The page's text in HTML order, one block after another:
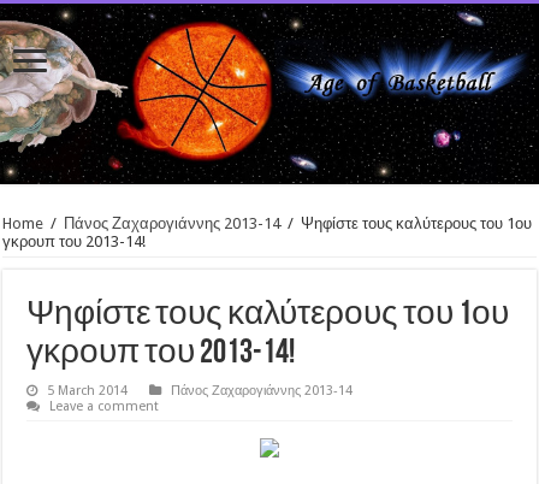
Home / Πάνος Ζαχαρογιάννης 2013-14 / Ψηφίστε τους καλύτερους του 1ου
γκρουπ του 2013-14!
Ψηφίστε τους καλύτερους του 1ου
γκρουπ του 2013-14!
5 March 2014
Πάνος Ζαχαρογιάννης 2013-14
Leave a comment